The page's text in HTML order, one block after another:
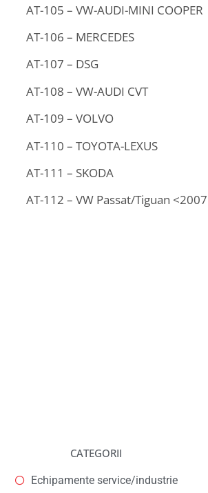
AT-105 – VW-AUDI-MINI COOPER
AT-106 – MERCEDES
AT-107 – DSG
AT-108 – VW-AUDI CVT
AT-109 – VOLVO
AT-110 – TOYOTA-LEXUS
AT-111 – SKODA
AT-112 – VW Passat/Tiguan <2007
CATEGORII
Echipamente service/industrie